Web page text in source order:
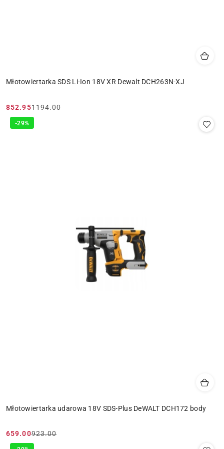
Młotowiertarka SDS Li-Ion 18V XR Dewalt DCH263N-XJ
Cena
promocyjna:
852.95
Cena
przed
1194.00
Młotowiertarka udarowa 18V SDS-Plus DeWALT DCH172 body
Cena
659.00
Cena
923.00
-29%